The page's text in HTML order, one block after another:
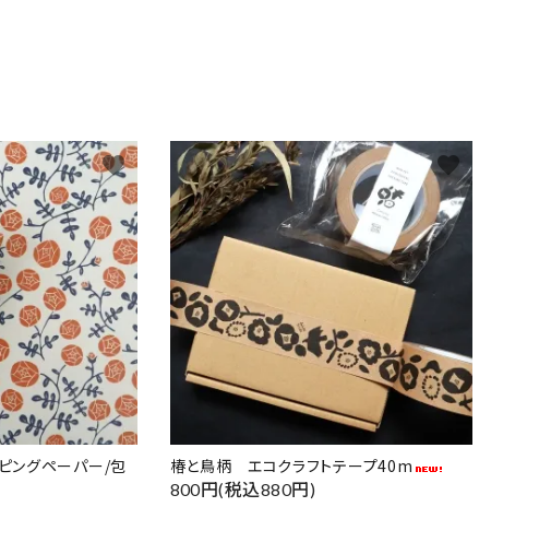
ングペーパー/包
favorite
椿と鳥柄 エコクラフトテープ40m
800円(税込880円)
favorite